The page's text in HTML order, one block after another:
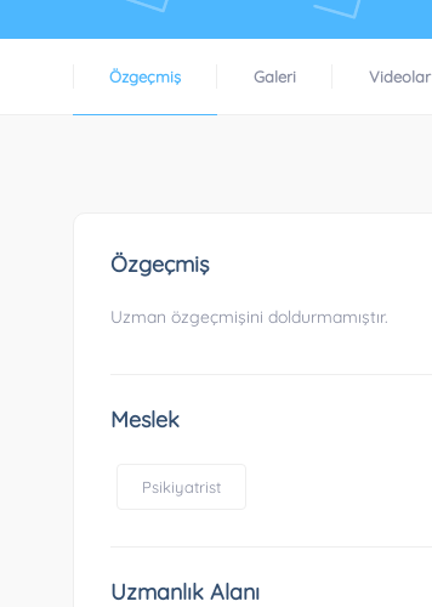
Özgeçmiş Galeri Videolar
Özgeçmiş
Uzman özgeçmişini doldurmamıştır.
Meslek
Psikiyatrist
Uzmanlık Alanı